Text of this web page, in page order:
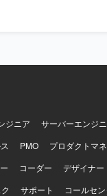
ジニア
サーバーエンジ
PMO
プロダクトマ
コーダー
デザイナー
サポート コールセ